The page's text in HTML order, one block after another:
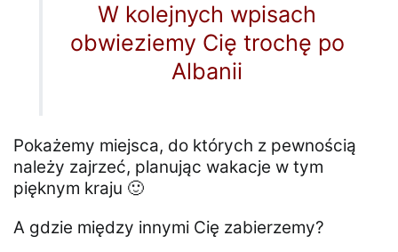
W kolejnych wpisach
obwieziemy Cię trochę po
Albanii
Pokażemy miejsca, do których z pewnością
należy zajrzeć, planując wakacje w tym
pięknym kraju 🙂
A gdzie między innymi Cię zabierzemy?